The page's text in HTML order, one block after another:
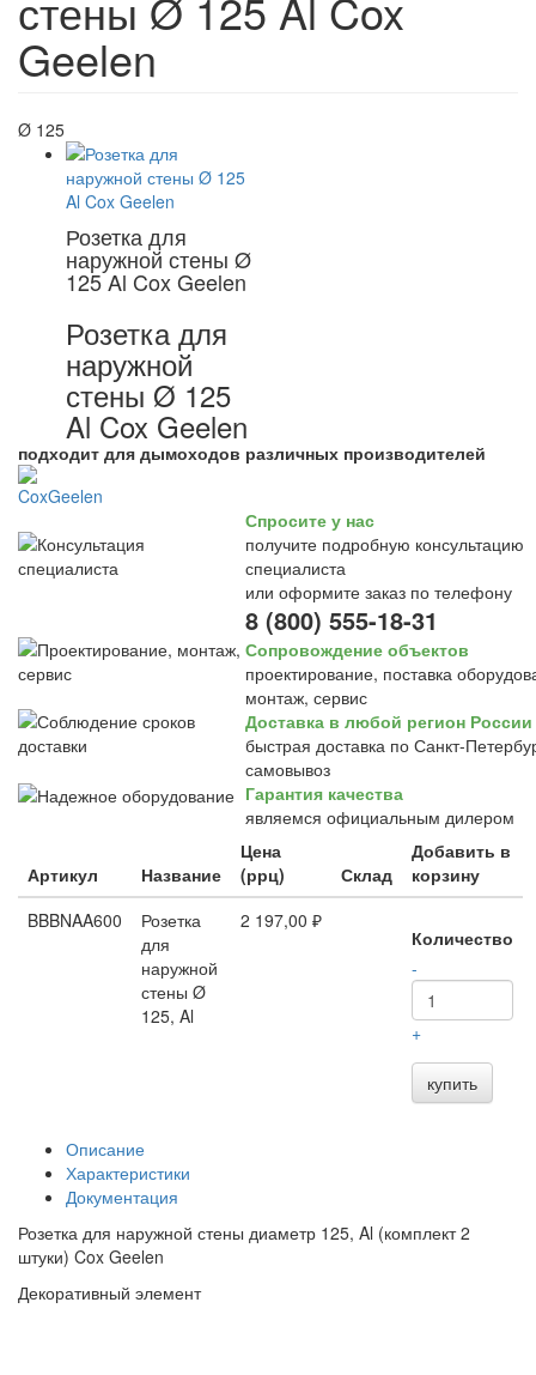
Geelen
Ø 125
Розетка для
наружной стены Ø
125 Al Cox Geelen
Розетка для
наружной
стены Ø 125
Al Cox Geelen
подходит для дымоходов различных производителей
Спросите у нас
получите подробную консультацию
специалиста
или оформите заказ по телефону
8 (800) 555-18-31
Сопровождение объектов
проектирование, поставка
монтаж, сервис
Доставка в любой регион России
быстрая доставка по Санкт-
самовывоз
Гарантия качества
являемся официальным дилером
Артикул Название
Цена
(ррц)
Склад
Добавить в
корзину
BBBNAA600
Розетка
для
наружной
стены Ø
125, Al
2 197,00 ₽
Количество
-
+
купить
Описание
Характеристики
Документация
Розетка для наружной стены диаметр 125, Al (комплект 2
штуки) Cox Geelen
Декоративный элемент